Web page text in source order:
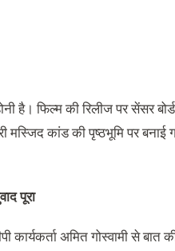
है। फिल्म की रिलीज पर सेंसर
मस्जिद कांड की पृष्ठभूमि पर
पूरा
कार्यकर्ता अमित गोस्वामी से बात